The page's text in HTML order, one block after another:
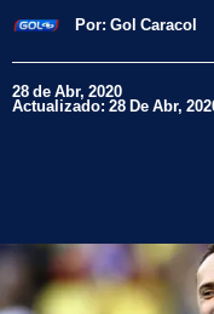
Por: Gol Caracol
28 de Abr, 2020
Actualizado: 28 De Abr,